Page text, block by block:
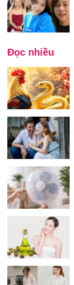
Đọc nhiều